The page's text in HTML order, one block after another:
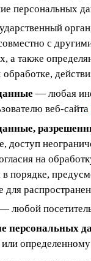
персональных
с
а также
— любая
веб-сайта
доступ
на
в порядке,
любой
персональных